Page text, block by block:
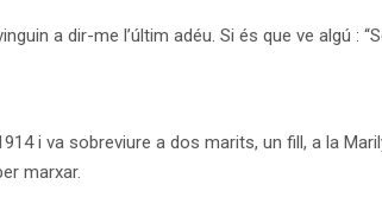
a dir-me l’últim adéu. Si és que ve algú :
i va sobreviure a dos marits, un fill, a la
marxar.